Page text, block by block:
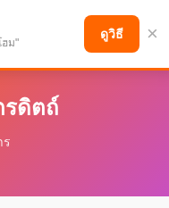
น้า
รดิตถ์
ร
ฮม"
ดูวิธี ×